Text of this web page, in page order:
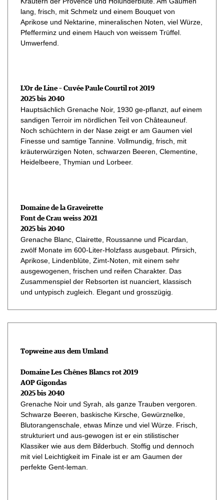
lang, frisch, mit Schmelz und einem Bouquet von
Aprikose und Nektarine, mineralischen Noten, viel Würze,
Pfefferminz und einem Hauch von weissem Trüffel.
Umwerfend.
L’Or de Line – Cuvée Paule Courtil rot 2019
2025 bis 2040
Hauptsächlich Grenache Noir, 1930 ge-pflanzt, auf einem
sandigen Terroir im nördlichen Teil von Châteauneuf.
Noch schüchtern in der Nase zeigt er am Gaumen viel
Finesse und samtige Tannine. Vollmundig, frisch, mit
kräuterwürzigen Noten, schwarzen Beeren, Clementine,
Heidelbeere, Thymian und Lorbeer.
Domaine de la Graveirette
Font de Crau weiss 2021
2025 bis 2040
Grenache Blanc, Clairette, Roussanne und Picardan,
zwölf Monate im 600-Liter-Holzfass ausgebaut. Pfirsich,
Aprikose, Lindenblüte, Zimt-Noten, mit einem sehr
ausgewogenen, frischen und reifen Charakter. Das
Zusammenspiel der Rebsorten ist nuanciert, klassisch
und untypisch zugleich. Elegant und grosszügig.
Topweine aus dem Umland
Domaine Les Chênes Blancs rot 2019
AOP Gigondas
2025 bis 2040
Grenache Noir und Syrah, als ganze Trauben vergoren.
Schwarze Beeren, baskische Kirsche, Gewürznelke,
Blutorangenschale, etwas Minze und viel Würze. Frisch,
strukturiert und aus-gewogen ist er ein stilistischer
Klassiker wie aus dem Bilderbuch. Stoffig und dennoch
mit viel Leichtigkeit im Finale ist er am Gaumen der
perfekte Gent-leman.